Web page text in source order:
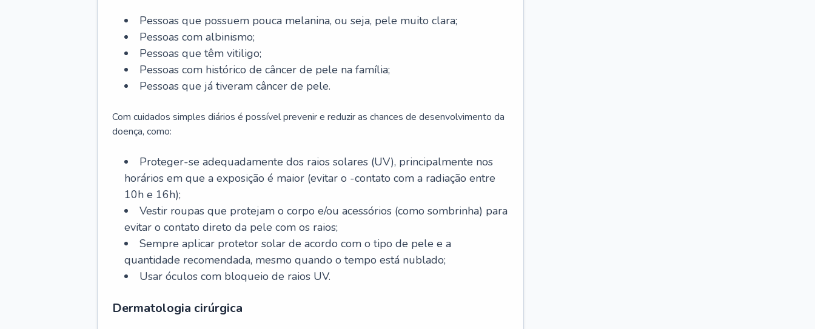
Pessoas que possuem pouca melanina, ou seja, pele muito clara;
Pessoas com albinismo;
Pessoas que têm vitiligo;
Pessoas com histórico de câncer de pele na família;
Pessoas que já tiveram câncer de pele.
Com cuidados simples diários é possível prevenir e reduzir as chances de desenvolvimento da
doença, como:
Proteger-se adequadamente dos raios solares (UV), principalmente nos
horários em que a exposição é maior (evitar o -contato com a radiação entre
10h e 16h);
Vestir roupas que protejam o corpo e/ou acessórios (como sombrinha) para
evitar o contato direto da pele com os raios;
Sempre aplicar protetor solar de acordo com o tipo de pele e a
quantidade recomendada, mesmo quando o tempo está nublado;
Usar óculos com bloqueio de raios UV.
Dermatologia cirúrgica